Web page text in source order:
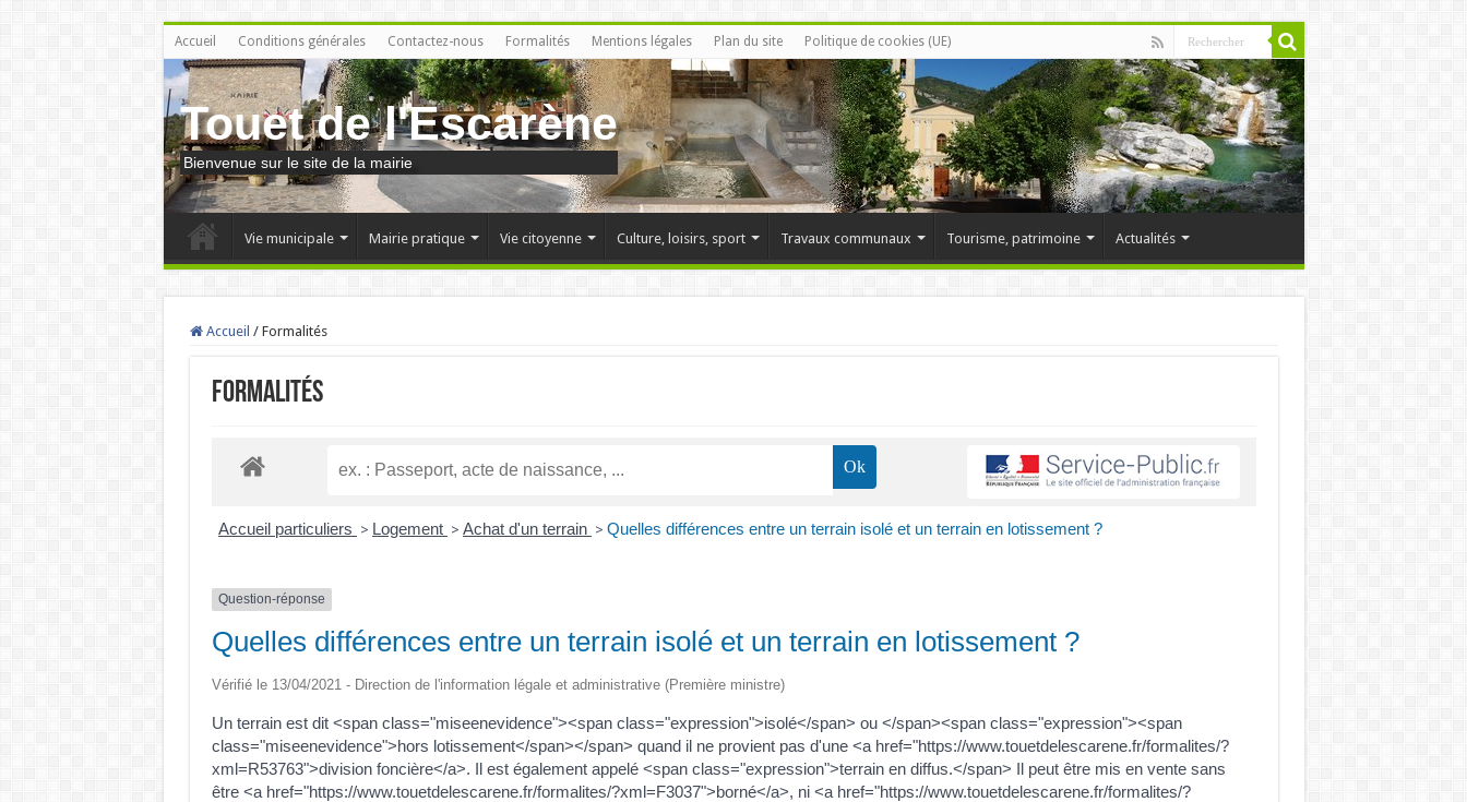
Accueil Conditions générales Contactez-nous Formalités Mentions légales Plan du site Politique de cookies (UE)
Touet de l'Escarène
Bienvenue sur le site de la mairie
Vie municipale Mairie pratique Vie citoyenne Culture, loisirs, sport Travaux communaux Tourisme, patrimoine Actualités
Accueil / Formalités
Formalités
Accueil particuliers > Logement > Achat d'un terrain > Quelles différences entre un terrain isolé et un terrain en lotissement ?
Question-réponse
Quelles différences entre un terrain isolé et un terrain en lotissement ?
Vérifié le 13/04/2021 - Direction de l'information légale et administrative (Première ministre)
Un terrain est dit <span class="miseenevidence"><span class="expression">isolé</span> ou </span><span class="expression"><span
class="miseenevidence">hors lotissement</span></span> quand il ne provient pas d'une <a href="https://www.touetdelescarene.fr/formalites/?
xml=R53763">division foncière</a>. Il est également appelé <span class="expression">terrain en diffus.</span> Il peut être mis en vente sans
être <a href="https://www.touetdelescarene.fr/formalites/?xml=F3037">borné</a>, ni <a href="https://www.touetdelescarene.fr/formalites/?